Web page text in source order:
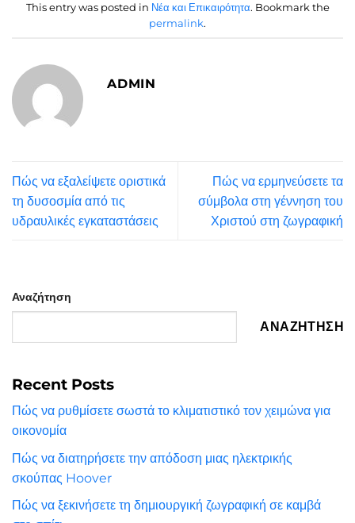
This entry was posted in Νέα και Επικαιρότητα. Bookmark the
permalink.
ADMIN
Πώς να εξαλείψετε οριστικά
τη δυσοσμία από τις
υδραυλικές εγκαταστάσεις
Πώς να ερμηνεύσετε τα
σύμβολα στη γέννηση του
Χριστού στη ζωγραφική
Αναζήτηση
ΑΝΑΖΉΤΗΣΗ
Recent Posts
Πώς να ρυθμίσετε σωστά το κλιματιστικό τον χειμώνα για
οικονομία
Πώς να διατηρήσετε την απόδοση μιας ηλεκτρικής
σκούπας Hoover
Πώς να ξεκινήσετε τη δημιουργική ζωγραφική σε καμβά